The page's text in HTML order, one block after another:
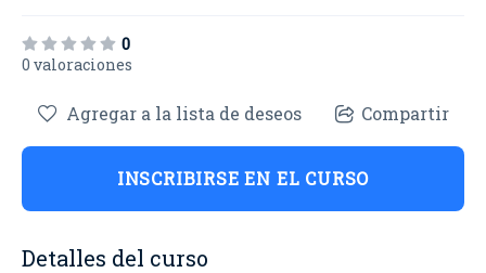
0
0 valoraciones
Agregar a la lista de deseos Compartir
INSCRIBIRSE EN EL CURSO
Detalles del curso